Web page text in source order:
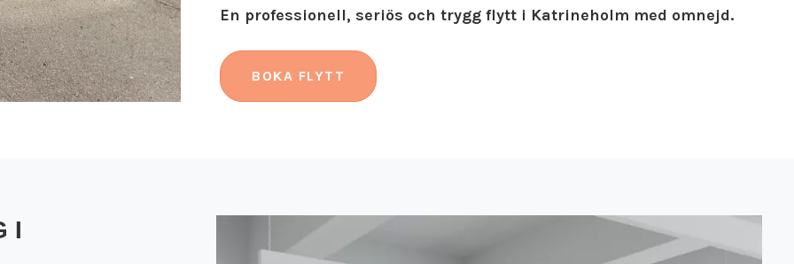
En professionell, seriös och trygg flytt i Katrineholm med omnejd.
BOKA FLYTT
I